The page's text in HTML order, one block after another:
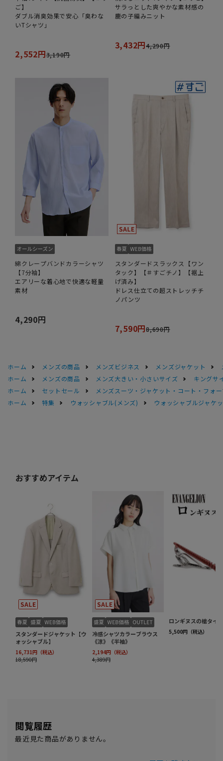
ご】
ダブル消臭効果で安心「臭わな
いTシャツ」
2,552円3,190円
サラっとした爽やかな素材感の
鹿の子編みニット
3,432円4,290円
綿クレープバンドカラーシャツ
【7分袖】
エアリーな着心地で快適な軽量
素材
4,290円
スタンダードスラックス【ワン
タック】【＃すごチノ】【裾上
げ済み】
ドレス仕立ての超ストレッチチ
ノパンツ
7,590円8,690円
ホーム メンズの商品 メンズビジネス メンズジャケット
ホーム
メンズの商品 メンズ大きい・小さいサイズ
キングサ
ホーム
セットセール
メンズスーツ・ジャケット・コート・フォ
ホーム
特集 ウォッシャブル(メンズ) ウォッシャブルジャケ
閲覧履歴
最近見た商品がありません。